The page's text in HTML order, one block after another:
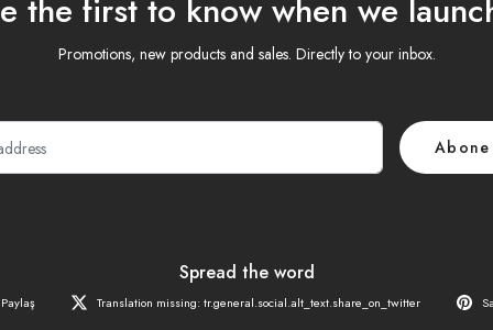
the first to know when we
Promotions, new products and sales. Directly to your inbox.
Spread the word
Paylaş Translation missing: tr.general.social.alt_text.share_on_twitter